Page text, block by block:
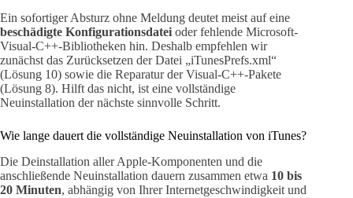
Ein sofortiger Absturz ohne Meldung deutet meist auf eine
beschädigte Konfigurationsdatei oder fehlende Microsoft-
Visual-C++-Bibliotheken hin. Deshalb empfehlen wir
zunächst das Zurücksetzen der Datei „iTunesPrefs.xml“
(Lösung 10) sowie die Reparatur der Visual-C++-Pakete
(Lösung 8). Hilft das nicht, ist eine vollständige
Neuinstallation der nächste sinnvolle Schritt.
Wie lange dauert die vollständige Neuinstallation von iTunes?
Die Deinstallation aller Apple-Komponenten und die
anschließende Neuinstallation dauern zusammen etwa 10 bis
20 Minuten, abhängig von Ihrer Internetgeschwindigkeit und